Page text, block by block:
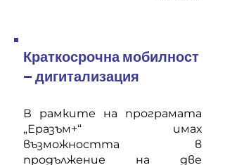
Краткосрочна мобилност
– дигитализация
В рамките на програмата
„Еразъм+“ имах
възможността в
продължение на две